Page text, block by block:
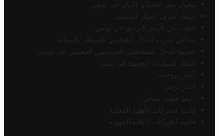
محول رقم الحساب الآيبان في تونس
أسعار صرف الدينار التونسي
البحث عن الرمز البريدي في تونس
محاكي ضريبة الدخل الشخصي للموظف/المتقاعد
ضريبة الدخل للمتقاعدين الفرنسيين المقيمين في تونس
أسعار السيارات الجديدة في تونس
أخبار تروفيت
أخبار تونس
رابط خلفي مجاني
قائمة الشركات الأهلية المحلية
قائمة الشركات الأهلية الجهوية